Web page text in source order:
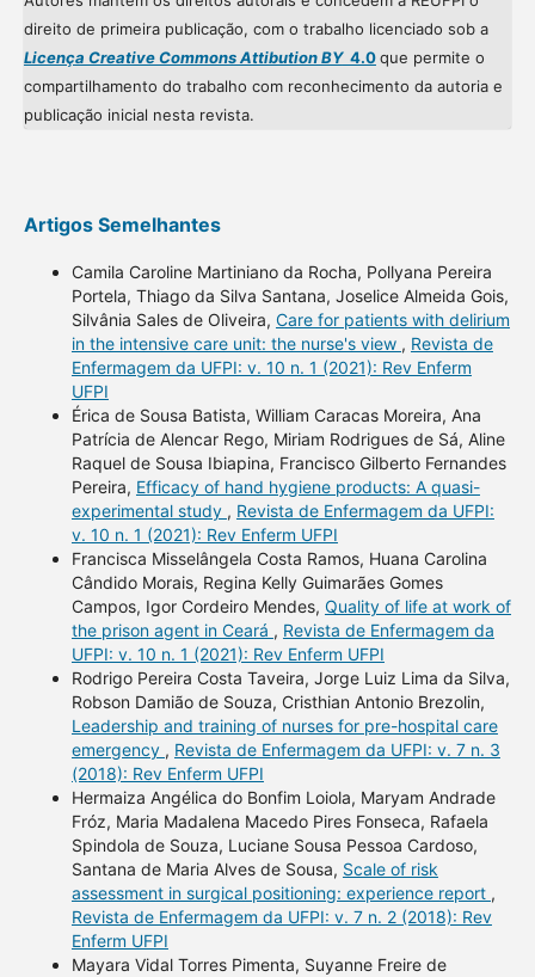
direito de primeira publicação, com o trabalho licenciado sob a
Licença Creative Commons Attibution BY4.0que permite o
compartilhamento do trabalho com reconhecimento da autoria e
publicação inicial nesta revista.
Artigos Semelhantes
Camila Caroline Martiniano da Rocha, Pollyana Pereira
Portela, Thiago da Silva Santana, Joselice Almeida Gois,
Silvânia Sales de Oliveira, Care for patients with delirium
in the intensive care unit: the nurse's view , Revista de
Enfermagem da UFPI: v. 10 n. 1 (2021): Rev Enferm
UFPI
Érica de Sousa Batista, William Caracas Moreira, Ana
Patrícia de Alencar Rego, Miriam Rodrigues de Sá, Aline
Raquel de Sousa Ibiapina, Francisco Gilberto Fernandes
Pereira, Efficacy of hand hygiene products: A quasi-
experimental study , Revista de Enfermagem da UFPI:
v. 10 n. 1 (2021): Rev Enferm UFPI
Francisca Misselângela Costa Ramos, Huana Carolina
Cândido Morais, Regina Kelly Guimarães Gomes
Campos, Igor Cordeiro Mendes, Quality of life at work of
the prison agent in Ceará , Revista de Enfermagem da
UFPI: v. 10 n. 1 (2021): Rev Enferm UFPI
Rodrigo Pereira Costa Taveira, Jorge Luiz Lima da Silva,
Robson Damião de Souza, Cristhian Antonio Brezolin,
Leadership and training of nurses for pre-hospital care
emergency , Revista de Enfermagem da UFPI: v. 7 n. 3
(2018): Rev Enferm UFPI
Hermaiza Angélica do Bonfim Loiola, Maryam Andrade
Fróz, Maria Madalena Macedo Pires Fonseca, Rafaela
Spindola de Souza, Luciane Sousa Pessoa Cardoso,
Santana de Maria Alves de Sousa, Scale of risk
assessment in surgical positioning: experience report ,
Revista de Enfermagem da UFPI: v. 7 n. 2 (2018): Rev
Enferm UFPI
Mayara Vidal Torres Pimenta, Suyanne Freire de